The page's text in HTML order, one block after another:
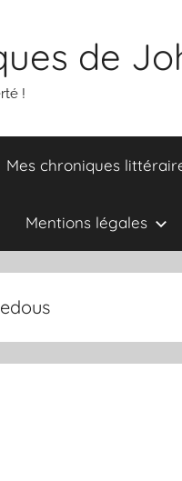
de
!
Mes chroniques
Mentions légales